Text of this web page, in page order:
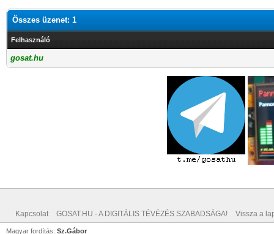
Összes üzenet: 1
Felhasználó
gosat.hu
Kapcsolat GOSAT.HU - A DIGITÁLIS TÉVÉZÉS SZABADSÁGA! Vissza a
Magyar fordítás: Sz.Gábor